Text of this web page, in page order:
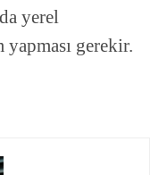
yerel
gerekir.